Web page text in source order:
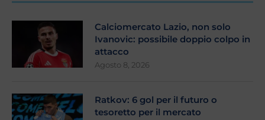
Calciomercato Lazio, non solo
Ivanovic: possibile doppio colpo in
attacco
Agosto 8, 2026
Ratkov: 6 gol per il futuro o
tesoretto per il mercato